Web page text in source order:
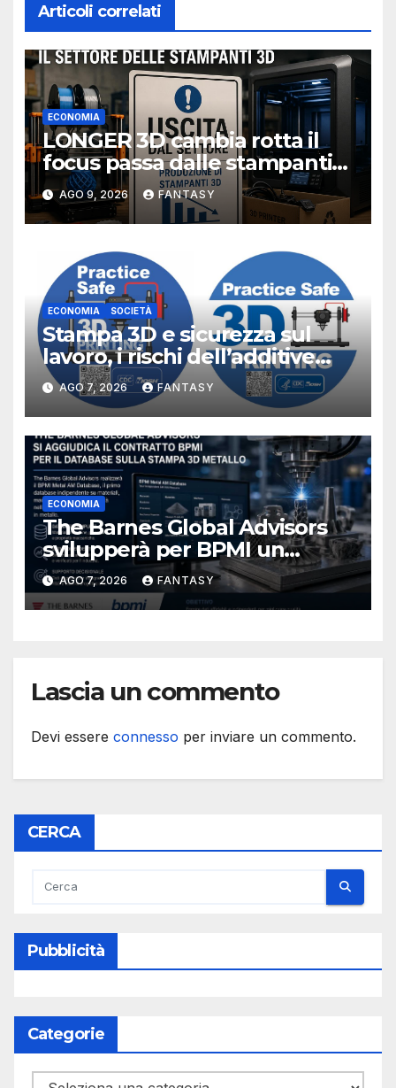
Articoli correlati
ECONOMIA
LONGER 3D cambia rotta il
focus passa dalle stampanti
3D alla stampa UV?
AGO 9, 2026 FANTASY
ECONOMIA SOCIETÀ
Stampa 3D e sicurezza sul
lavoro, i rischi dell’additive
manufacturing secondo
NIOSH
AGO 7, 2026 FANTASY
ECONOMIA
The Barnes Global Advisors
svilupperà per BPMI un
database per la stampa 3D
metallica destinata alla filiera
navale statunitense
AGO 7, 2026 FANTASY
Lascia un commento
Devi essere connesso per inviare un commento.
CERCA
Pubblicità
Categorie
Categorie